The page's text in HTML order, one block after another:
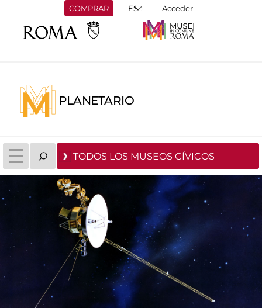
COMPRAR Acceder
PLANETARIO
TODOS LOS MUSEOS CÍVICOS